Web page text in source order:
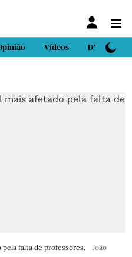
Vídeos DN Sport
pela falta de professores.
João